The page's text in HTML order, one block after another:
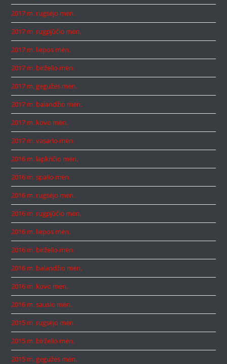
2017 m. rugsėjo mėn.
2017 m. rugpjūčio mėn.
2017 m. liepos mėn.
2017 m. birželio mėn.
2017 m. gegužės mėn.
2017 m. balandžio mėn.
2017 m. kovo mėn.
2017 m. vasario mėn.
2016 m. lapkričio mėn.
2016 m. spalio mėn.
2016 m. rugsėjo mėn.
2016 m. rugpjūčio mėn.
2016 m. liepos mėn.
2016 m. birželio mėn.
2016 m. balandžio mėn.
2016 m. kovo mėn.
2016 m. sausio mėn.
2015 m. rugsėjo mėn.
2015 m. birželio mėn.
2015 m. gegužės mėn.